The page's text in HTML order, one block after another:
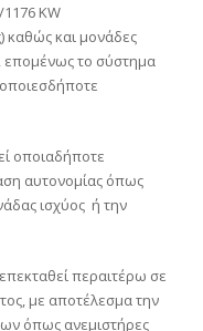
KW
καθώς και μονάδες
το σύστημα
οποιαδήποτε
αυτονομίας όπως
ισχύος ή την
περαιτέρω σε
με αποτέλεσμα την
όπως ανεμιστήρες